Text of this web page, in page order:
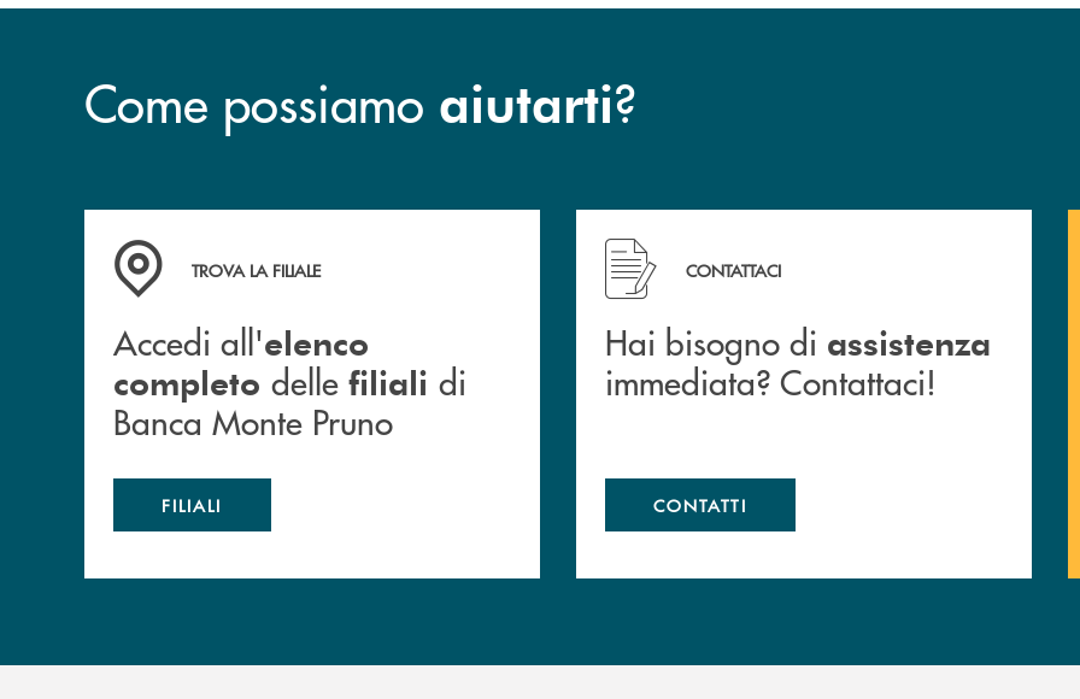
Come possiamo aiutarti?
Accedi all' elenco completo&nbsp; delle&nbsp; filiali&nbsp; di Banca Monte Pruno
TROVA LA FILIALE
Accedi all'elenco
completo delle filiali di
Banca Monte Pruno
FILIALI
Hai bisogno di assistenza immediata? Contattaci!
CONTATTACI
Hai bisogno di assistenza
immediata? Contattaci!
CONTATTI